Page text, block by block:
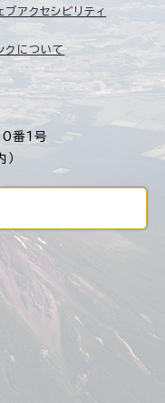
番1号
ブアクセシビリティ
クについて